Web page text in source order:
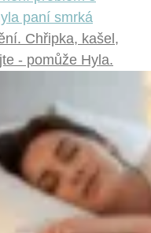
Chřipka, kašel,
- pomůže Hyla.